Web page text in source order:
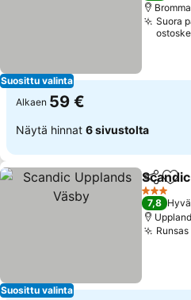
Suosittu valinta
Suora
Alkaen 59 €
Näytä hinnat 6 sivustolta
Suosittu valinta
Jaa
3
7,8 Hyvä